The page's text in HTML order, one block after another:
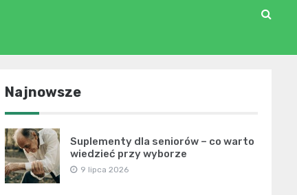
Najnowsze
Suplementy dla seniorów – co warto
wiedzieć przy wyborze
9 lipca 2026